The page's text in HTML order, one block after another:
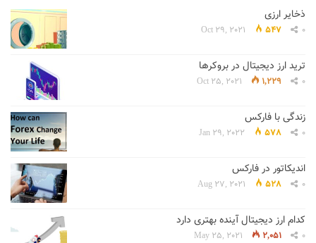
ذخایر ارزی
Oct 29, 2021 547 0
ترید ارز دیجیتال در بروکرها
Oct 25, 2021 1,229 0
زندگی با فارکس
Jan 29, 2022 578 0
اندیکاتور در فارکس
Aug 27, 2021 528 0
کدام ارز دیجیتال آینده بهتری دارد
May 25, 2021 2,051 0